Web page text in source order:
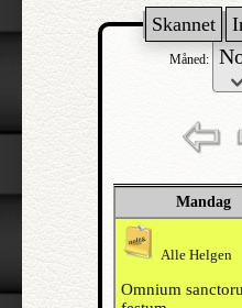
Skannet
Måned:
Mandag
Alle Helgen
Omnium